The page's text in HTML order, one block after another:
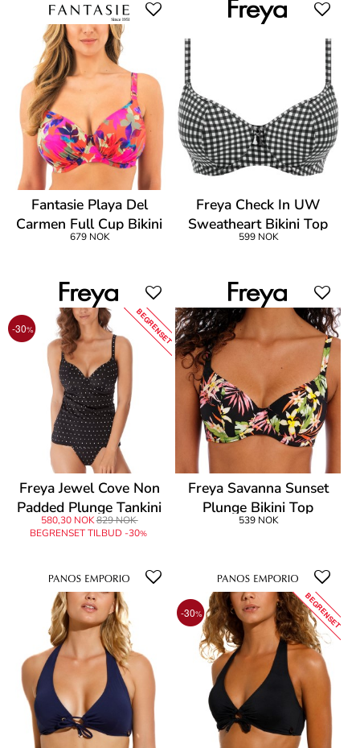
Fantasie Playa Del
Carmen Full Cup Bikini
679 NOK
Freya Check In UW
Sweatheart Bikini Top
599 NOK
-30% BEGRENSET
Freya Jewel Cove Non
Padded Plunge Tankini
580,30 NOK829 NOK
BEGRENSET TILBUD -30%
Freya Savanna Sunset
Plunge Bikini Top
539 NOK
-30% BEGRENSET